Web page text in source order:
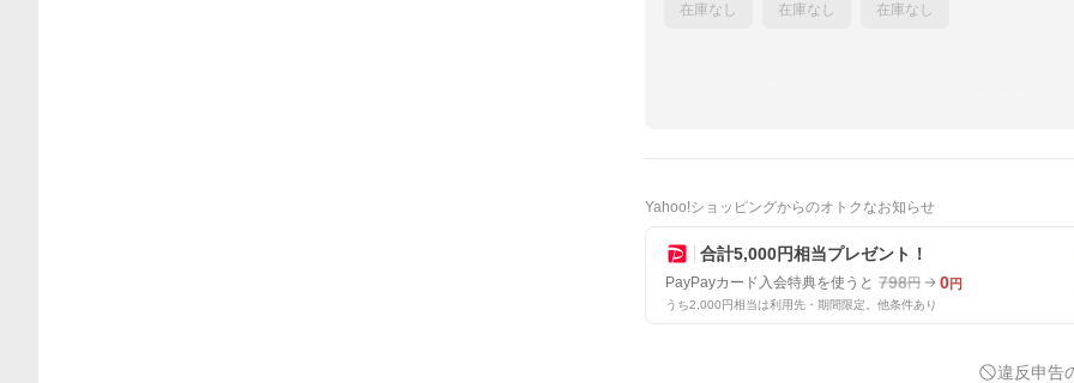
在庫なし 在庫なし 在庫なし
Yahoo!ショッピングからのオトクなお知らせ
合計5,000円相当プレゼント！
PayPayカード入会特典を使うと 798円 0円
うち2,000円相当は利用先・期間限定。他条件あり
違反申告